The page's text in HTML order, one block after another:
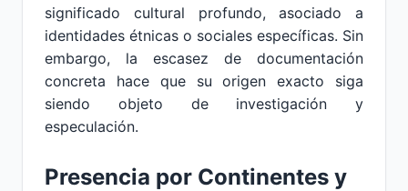
significado cultural profundo, asociado a
identidades étnicas o sociales específicas. Sin
embargo, la escasez de documentación
concreta hace que su origen exacto siga
siendo objeto de investigación y
especulación.
Presencia por Continentes y